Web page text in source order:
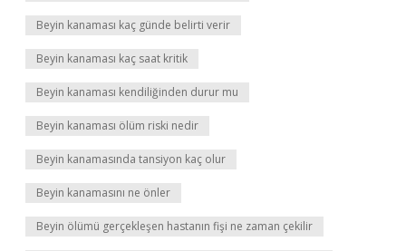
Beyin kanaması kaç günde belirti verir
Beyin kanaması kaç saat kritik
Beyin kanaması kendiliğinden durur mu
Beyin kanaması ölüm riski nedir
Beyin kanamasında tansiyon kaç olur
Beyin kanamasını ne önler
Beyin ölümü gerçekleşen hastanın fişi ne zaman çekilir